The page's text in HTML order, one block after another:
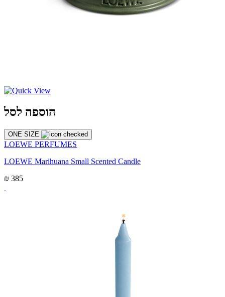
הוספה לסל
ONE SIZE
LOEWE PERFUMES
LOEWE Marihuana Small Scented Candle
₪ 385